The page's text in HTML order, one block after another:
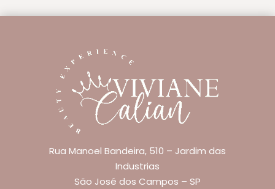
Rua Manoel Bandeira, 510 – Jardim das
Industrias
São José dos Campos – SP